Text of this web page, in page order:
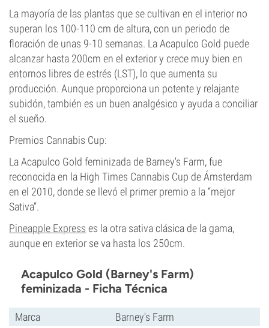
La mayoría de las plantas que se cultivan en el interior no
superan los 100-110 cm de altura, con un periodo de
floración de unas 9-10 semanas. La Acapulco Gold puede
alcanzar hasta 200cm en el exterior y crece muy bien en
entornos libres de estrés (LST), lo que aumenta su
producción. Aunque proporciona un potente y relajante
subidón, también es un buen analgésico y ayuda a conciliar
el sueño.
Premios Cannabis Cup:
La Acapulco Gold feminizada de Barney's Farm, fue
reconocida en la High Times Cannabis Cup de Ámsterdam
en el 2010, donde se llevó el primer premio a la “mejor
Sativa”.
Pineapple Express es la otra sativa clásica de la gama,
aunque en exterior se va hasta los 250cm.
Acapulco Gold (Barney's Farm)
feminizada - Ficha Técnica
Marca Barney's Farm